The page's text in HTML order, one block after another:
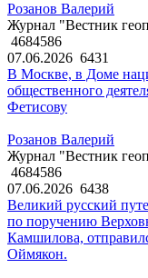
Розанов Валерий
Журнал "Вестник
4684586
07.06.2026 6431
В Москве, в Доме
общественного
Фетисову
Розанов Валерий
Журнал "Вестник
4684586
07.06.2026 6438
Великий русский
по поручению
Камшилова,
Оймякон.